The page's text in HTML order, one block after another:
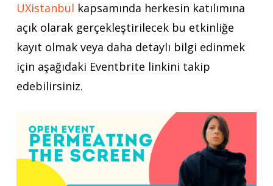
UXistanbul kapsamında herkesin katılımına
açık olarak gerçekleştirilecek bu etkinliğe
kayıt olmak veya daha detaylı bilgi edinmek
için aşağıdaki Eventbrite linkini takip
edebilirsiniz.